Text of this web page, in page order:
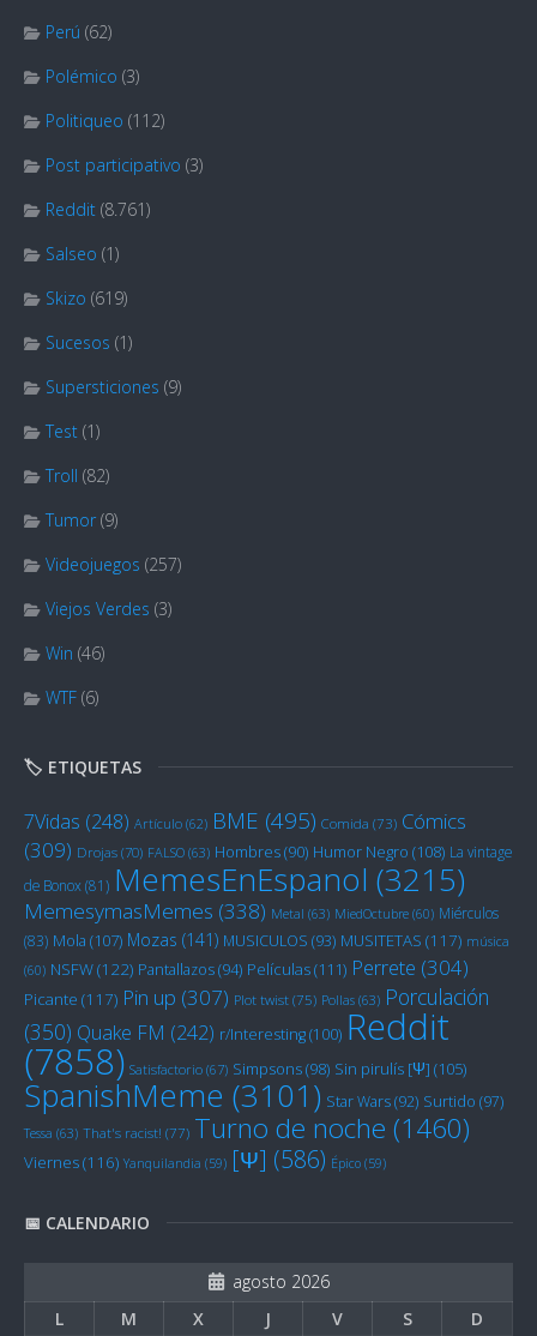
Perú (62)
Polémico (3)
Politiqueo (112)
Post participativo (3)
Reddit (8.761)
Salseo (1)
Skizo (619)
Sucesos (1)
Supersticiones (9)
Test (1)
Troll (82)
Tumor (9)
Videojuegos (257)
Viejos Verdes (3)
Win (46)
WTF (6)
🏷️ ETIQUETAS
7Vidas (248) Artículo (62) BME (495) Comida (73) Cómics
(309) Drojas (70) FALSO (63) Hombres(90) Humor Negro (108) La vintage
de Bonox(81) MemesEnEspanol (3215)
MemesymasMemes (338) Metal (63) MiedOctubre (60) Miérculos
(83) Mola (107) Mozas (141) MUSICULOS (93) MUSITETAS (117) música
(60) NSFW(122) Pantallazos(94) Películas(111) Perrete (304)
Picante (117) Pin up (307) Plot twist (75) Pollas (63) Porculación
(350) Quake FM (242) r/Interesting(100) Reddit
(7858) Satisfactorio (67) Simpsons(98) Sin pirulís [Ψ] (105)
SpanishMeme (3101) Star Wars(92) Surtido (97)
Tessa (63) That's racist! (77) Turno de noche (1460)
Viernes(116) Yanquilandia (59) [Ψ] (586) Épico (59)
📅 CALENDARIO
agosto 2026
L
M X J V S D